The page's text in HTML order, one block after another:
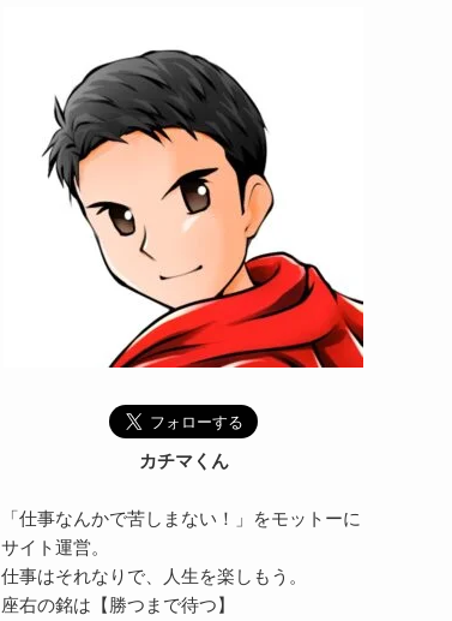
カチマくん
「仕事なんかで苦しまない！」をモットーに
サイト運営。
仕事はそれなりで、人生を楽しもう。
座右の銘は【勝つまで待つ】